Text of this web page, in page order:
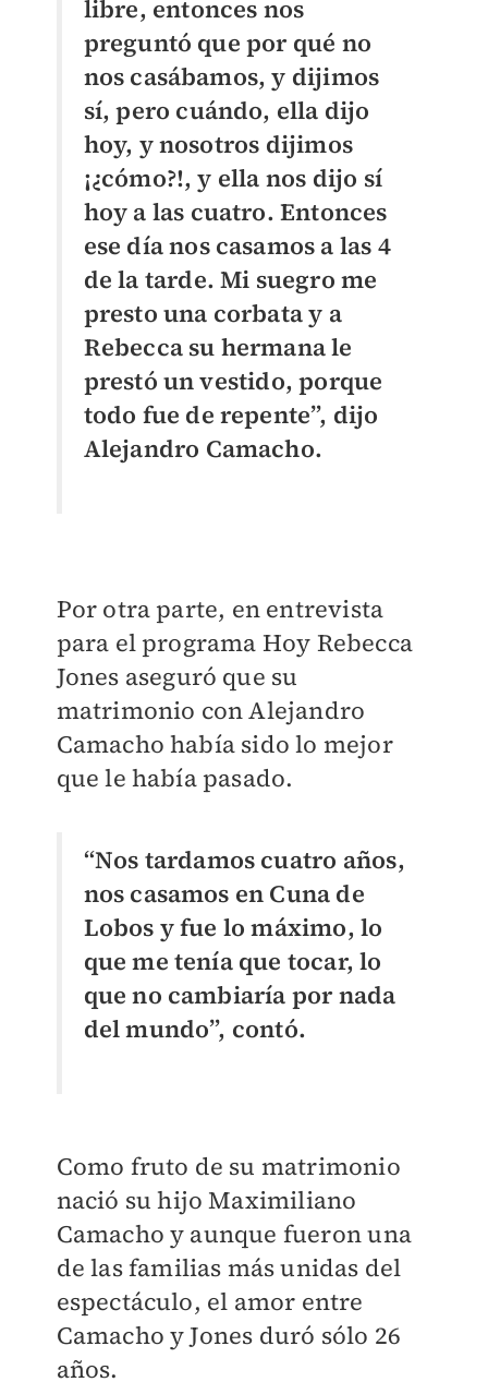
libre, entonces nos
preguntó que por qué no
nos casábamos, y dijimos
sí, pero cuándo, ella dijo
hoy, y nosotros dijimos
¡¿cómo?!, y ella nos dijo sí
hoy a las cuatro. Entonces
ese día nos casamos a las 4
de la tarde. Mi suegro me
presto una corbata y a
Rebecca su hermana le
prestó un vestido, porque
todo fue de repente”, dijo
Alejandro Camacho.
Por otra parte, en entrevista
para el programa Hoy Rebecca
Jones aseguró que su
matrimonio con Alejandro
Camacho había sido lo mejor
que le había pasado.
“Nos tardamos cuatro años,
nos casamos en Cuna de
Lobos y fue lo máximo, lo
que me tenía que tocar, lo
que no cambiaría por nada
del mundo”, contó.
Como fruto de su matrimonio
nació su hijo Maximiliano
Camacho y aunque fueron una
de las familias más unidas del
espectáculo, el amor entre
Camacho y Jones duró sólo 26
años.